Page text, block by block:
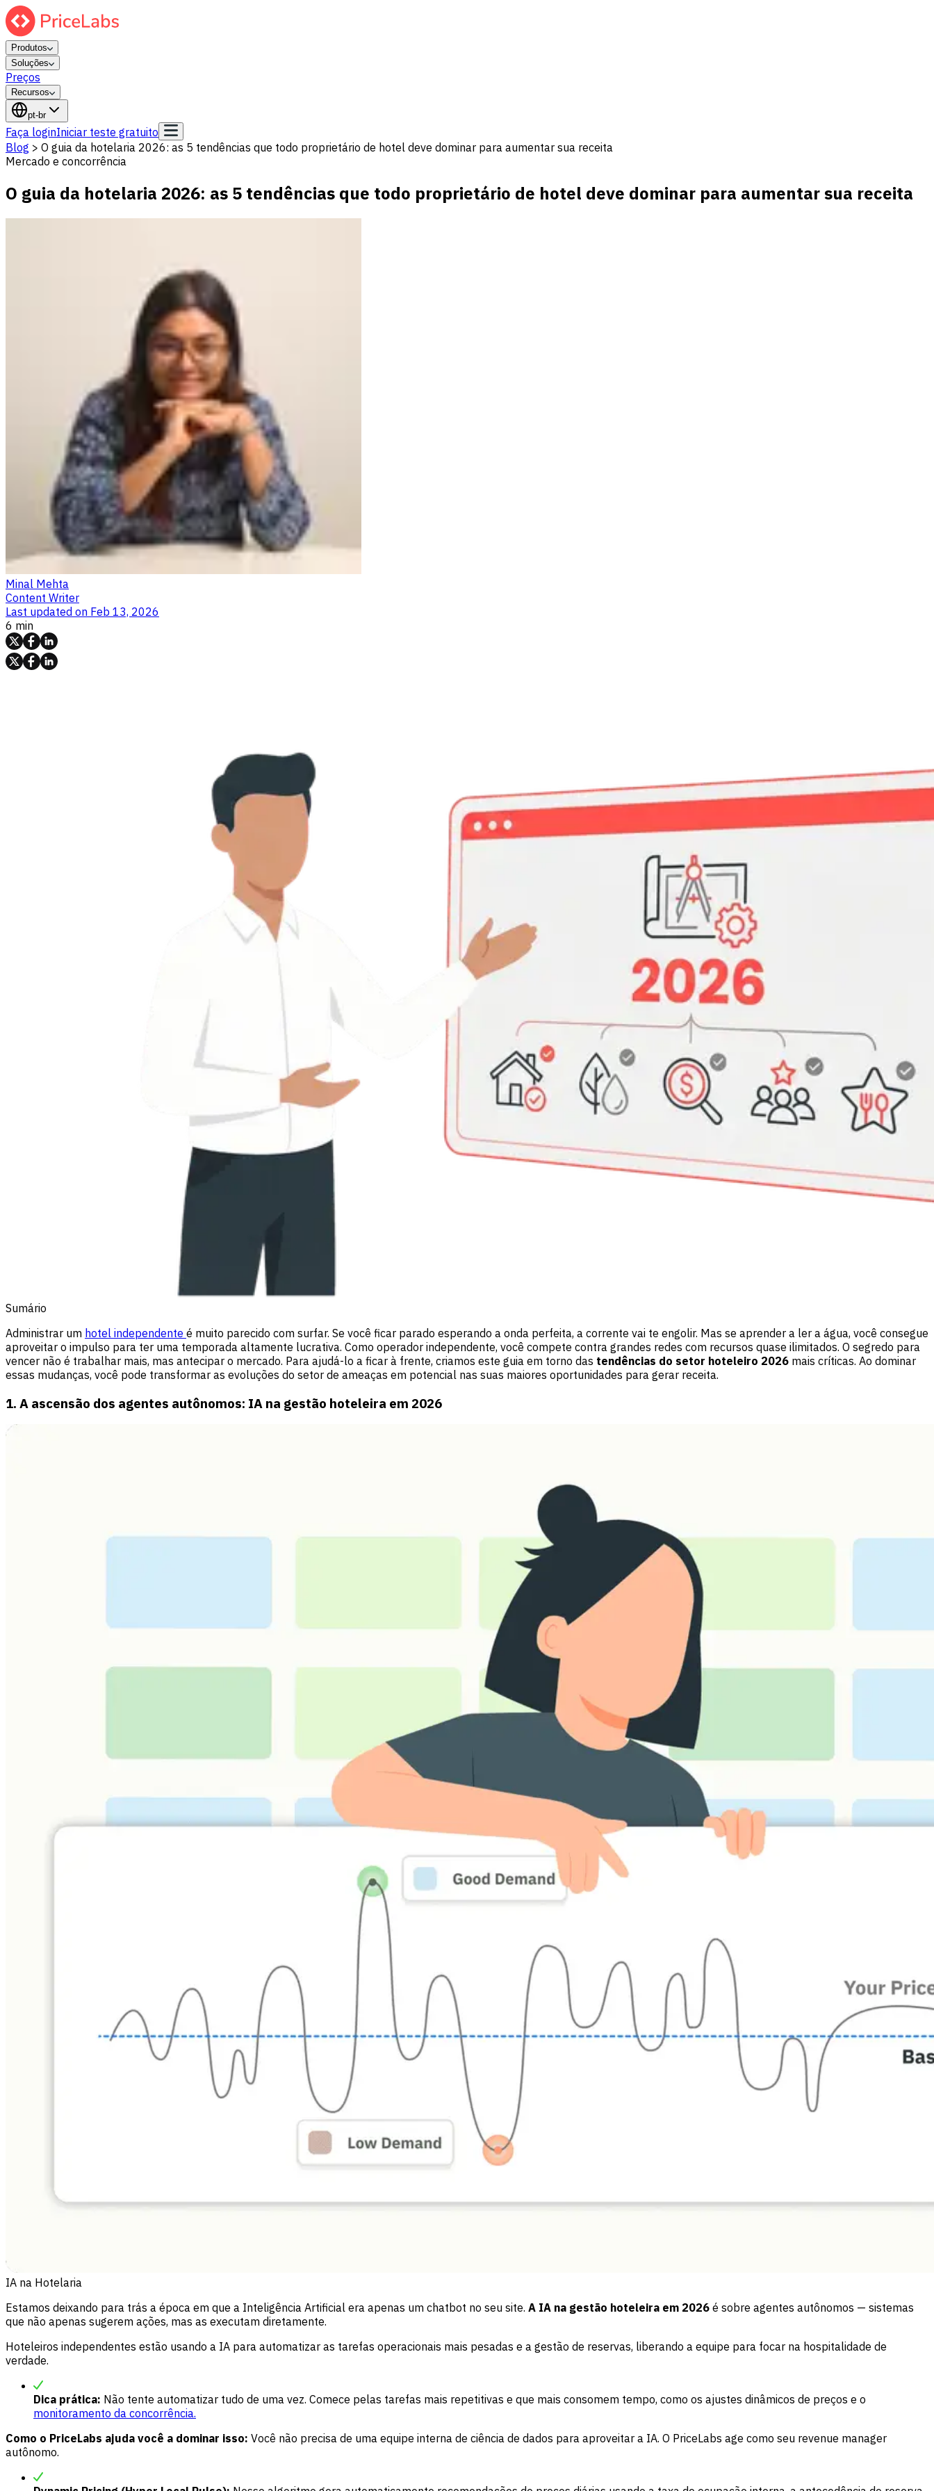
Produtos
Soluções
Preços
Recursos
pt-br
Faça loginIniciar teste gratuito
Blog > O guia da hotelaria 2026: as 5 tendências que todo proprietário de hotel deve dominar para aumentar sua receita
Mercado e concorrência
O guia da hotelaria 2026: as 5 tendências que todo proprietário de hotel deve dominar para aumentar sua receita
Minal Mehta
Content Writer
Last updated on Feb 13, 2026
6 min
Sumário
Administrar um hotel independente é muito parecido com surfar. Se você ficar parado esperando a onda perfeita, a corrente vai te engolir. Mas se aprender a ler a água, você consegue
aproveitar o impulso para ter uma temporada altamente lucrativa. Como operador independente, você compete contra grandes redes com recursos quase ilimitados. O segredo para
vencer não é trabalhar mais, mas antecipar o mercado. Para ajudá-lo a ficar à frente, criamos este guia em torno das tendências do setor hoteleiro 2026 mais críticas. Ao dominar
essas mudanças, você pode transformar as evoluções do setor de ameaças em potencial nas suas maiores oportunidades para gerar receita.
1. A ascensão dos agentes autônomos: IA na gestão hoteleira em 2026
IA na Hotelaria
Estamos deixando para trás a época em que a Inteligência Artificial era apenas um chatbot no seu site. A IA na gestão hoteleira em 2026 é sobre agentes autônomos — sistemas
que não apenas sugerem ações, mas as executam diretamente.
Hoteleiros independentes estão usando a IA para automatizar as tarefas operacionais mais pesadas e a gestão de reservas, liberando a equipe para focar na hospitalidade de
verdade.
Dica prática: Não tente automatizar tudo de uma vez. Comece pelas tarefas mais repetitivas e que mais consomem tempo, como os ajustes dinâmicos de preços e o
monitoramento da concorrência.
Como o PriceLabs ajuda você a dominar isso: Você não precisa de uma equipe interna de ciência de dados para aproveitar a IA. O PriceLabs age como seu revenue manager
autônomo.